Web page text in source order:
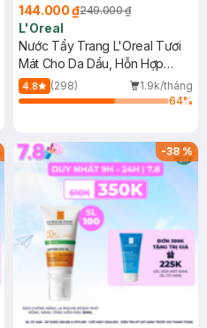
144.000 ₫249.000 ₫
L'Oreal
Nước Tẩy Trang L'Oreal Tươi
Mát Cho Da Dầu, Hỗn Hợp
400ml
4.8 (298)
1.9k/tháng
64%
-38%